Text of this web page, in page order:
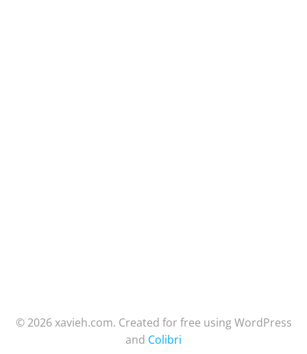
© 2026 xavieh.com. Created for free using WordPress
and Colibri